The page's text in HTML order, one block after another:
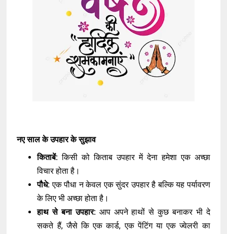
नए साल के उपहार के सुझाव
किताबें: किसी को किताब उपहार में देना हमेशा एक अच्छा
विचार होता है।
पौधे: एक पौधा न केवल एक सुंदर उपहार है बल्कि यह पर्यावरण
के लिए भी अच्छा होता है।
हाथ से बना उपहार:आप अपने हाथों से कुछ बनाकर भी दे
सकते हैं, जैसे कि एक कार्ड, एक पेंटिंग या एक ज्वेलरी का